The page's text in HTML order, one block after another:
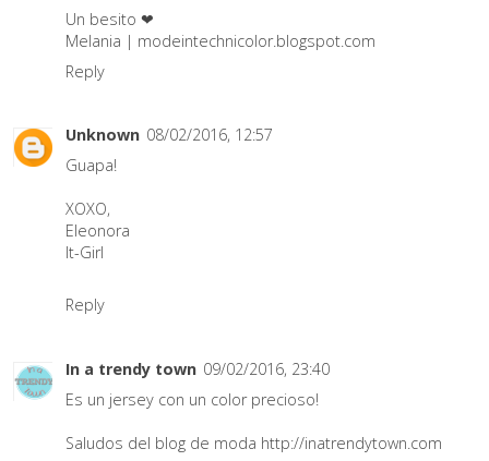
Un besito ❤
Melania | modeintechnicolor.blogspot.com
Reply
Unknown 08/02/2016, 12:57
Guapa!
XOXO,
Eleonora
It-Girl
Reply
In a trendy town 09/02/2016, 23:40
Es un jersey con un color precioso!
Saludos del blog de moda http://inatrendytown.com